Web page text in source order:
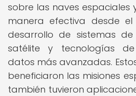
sobre las naves espaciales
manera efectiva desde
desarrollo de sistemas
satélite y tecnologías
datos más avanzadas.
beneficiaron las misiones
también tuvieron